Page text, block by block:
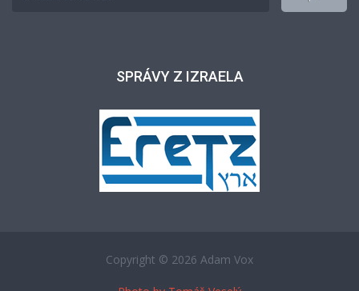
SPRÁVY Z IZRAELA
Copyright © 2026 Adam Vox